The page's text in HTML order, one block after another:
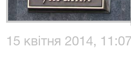
15 квітня 2014, 11:07